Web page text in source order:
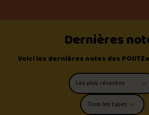
Dernières
Voici les dernières notes des
Trier les
Filtrer par